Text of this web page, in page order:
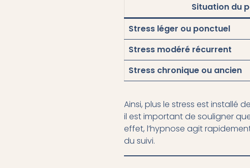
Situation du
Stress léger ou ponctuel
Stress modéré récurrent
Stress chronique ou ancien
Ainsi, plus le stress est installé
il est important de souligner
effet, l’hypnose agit
du suivi.